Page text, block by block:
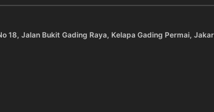
18, Jalan Bukit Gading Raya, Kelapa Gading Permai,